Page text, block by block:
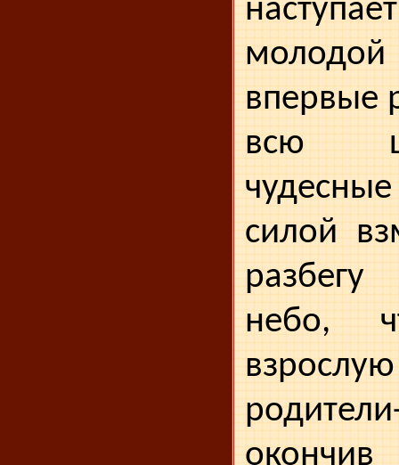
впервые
всю
силой
небо,